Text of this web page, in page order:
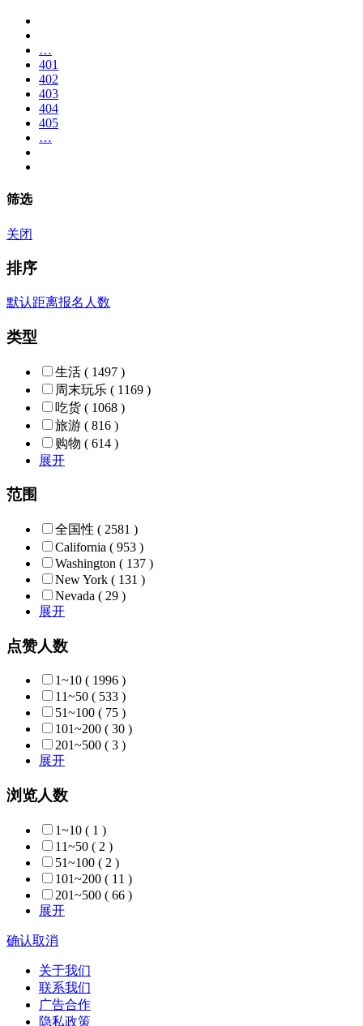
…
401
402
403
404
405
…
筛选
关闭
排序
默认距离报名人数
类型
生活 ( 1497 )
周末玩乐 ( 1169 )
吃货 ( 1068 )
旅游 ( 816 )
购物 ( 614 )
展开
范围
全国性 ( 2581 )
California ( 953 )
Washington ( 137 )
New York ( 131 )
Nevada ( 29 )
展开
点赞人数
1~10 ( 1996 )
11~50 ( 533 )
51~100 ( 75 )
101~200 ( 30 )
201~500 ( 3 )
展开
浏览人数
1~10 ( 1 )
11~50 ( 2 )
51~100 ( 2 )
101~200 ( 11 )
201~500 ( 66 )
展开
确认取消
关于我们
联系我们
广告合作
隐私政策